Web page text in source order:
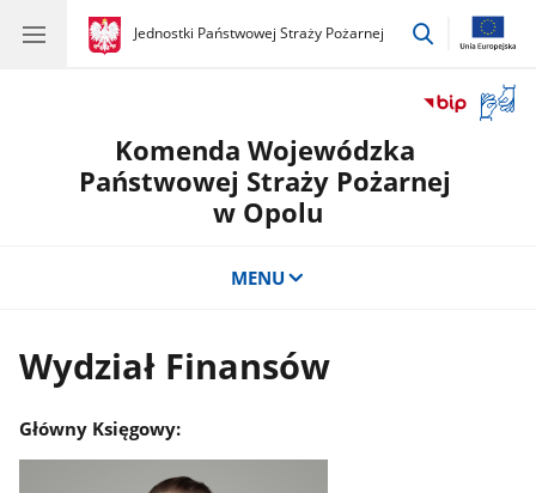
gov.pl
Jednostki Państwowej Straży Pożarnej
gov.pl
Jednostki
przejdź
okno
Komenda Wojewódzka
Państwowej Straży Pożarnej
w Opolu
MENU
Wydział Finansów
Główny Księgowy: